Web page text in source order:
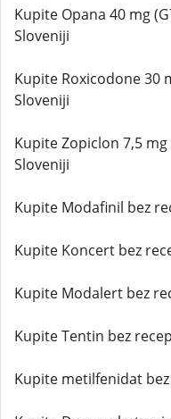
Kupite Opana 40 mg
Sloveniji
Kupite Roxicodone 30
Sloveniji
Kupite Zopiclon 7,5
Sloveniji
Kupite Modafinil bez
Kupite Koncert bez
Kupite Modalert bez
Kupite Tentin bez
Kupite metilfenidat